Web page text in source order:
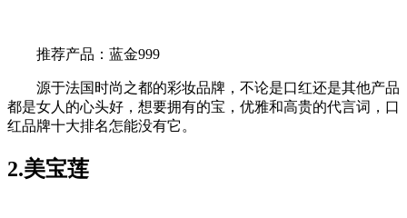
推荐产品：蓝金999
源于法国时尚之都的彩妆品牌，不论是口红还是其他产品
都是女人的心头好，想要拥有的宝，优雅和高贵的代言词，口
红品牌十大排名怎能没有它。
2.美宝莲